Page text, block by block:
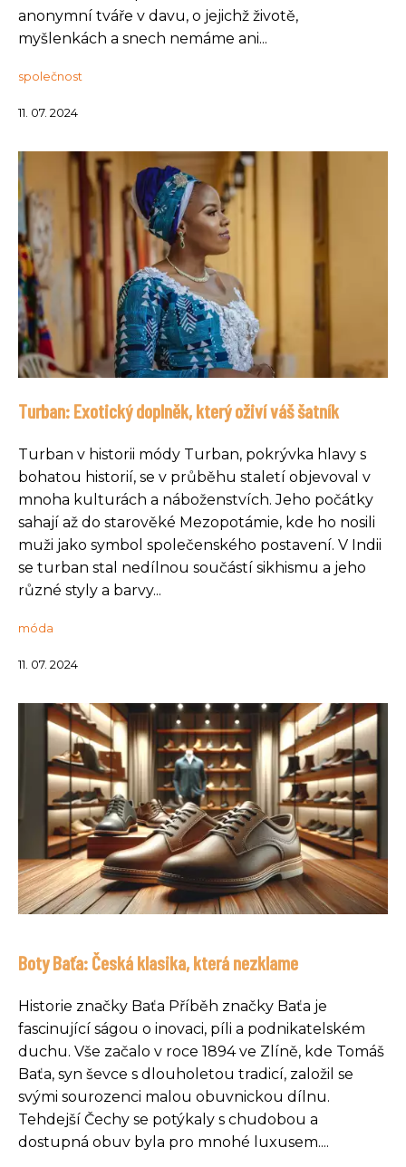
anonymní tváře v davu, o jejichž životě,
myšlenkách a snech nemáme ani...
společnost
11. 07. 2024
Turban: Exotický doplněk, který oživí váš šatník
Turban v historii módy Turban, pokrývka hlavy s
bohatou historií, se v průběhu staletí objevoval v
mnoha kulturách a náboženstvích. Jeho počátky
sahají až do starověké Mezopotámie, kde ho nosili
muži jako symbol společenského postavení. V Indii
se turban stal nedílnou součástí sikhismu a jeho
různé styly a barvy...
móda
11. 07. 2024
Boty Baťa: Česká klasika, která nezklame
Historie značky Baťa Příběh značky Baťa je
fascinující ságou o inovaci, píli a podnikatelském
duchu. Vše začalo v roce 1894 ve Zlíně, kde Tomáš
Baťa, syn ševce s dlouholetou tradicí, založil se
svými sourozenci malou obuvnickou dílnu.
Tehdejší Čechy se potýkaly s chudobou a
dostupná obuv byla pro mnohé luxusem....